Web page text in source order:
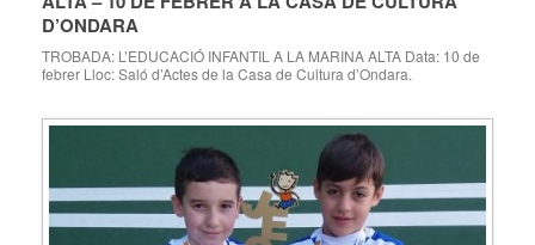
D’ONDARA
TROBADA: L’EDUCACIÓ INFANTIL A LA MARINA ALTA Data: 10 de
febrer Lloc: Saló d’Actes de la Casa de Cultura d’Ondara.
inscripcions: 2 de febrer 2018, places limitades fins a les 100
primeres inscripcions) I Trobada. La Infància a la Marina
Alta.organització PROGRAMA: 9:00 h. Conferència: Els reptes de
l’Educació Infantil. Alicia Alonso. Membre […]